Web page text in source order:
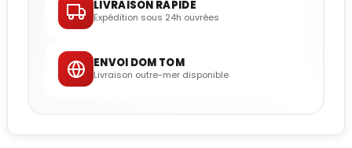
LIVRAISON RAPIDE
Expédition sous 24h ouvrées
ENVOI DOM TOM
Livraison outre-mer disponible